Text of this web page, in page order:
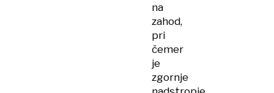
na
zahod,
pri
čemer
je
zgornje